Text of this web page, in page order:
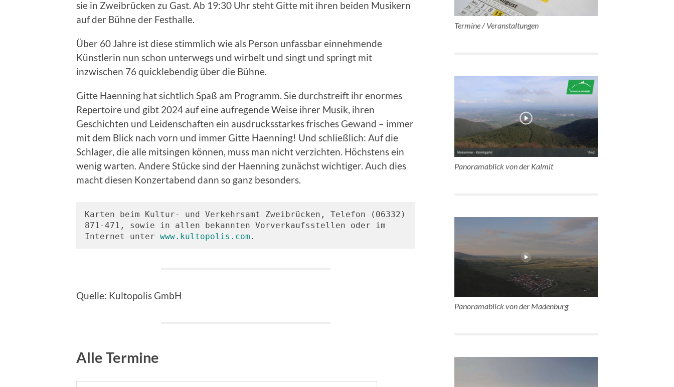
sie in Zweibrücken zu Gast. Ab 19:30 Uhr steht Gitte mit ihren beiden Musikern
auf der Bühne der Festhalle.
Über 60 Jahre ist diese stimmlich wie als Person unfassbar einnehmende
Künstlerin nun schon unterwegs und wirbelt und singt und springt mit
inzwischen 76 quicklebendig über die Bühne.
Gitte Haenning hat sichtlich Spaß am Programm. Sie durchstreift ihr enormes
Repertoire und gibt 2024 auf eine aufregende Weise ihrer Musik, ihren
Geschichten und Leidenschaften ein ausdrucksstarkes frisches Gewand – immer
mit dem Blick nach vorn und immer Gitte Haenning! Und schließlich: Auf die
Schlager, die alle mitsingen können, muss man nicht verzichten. Höchstens ein
wenig warten. Andere Stücke sind der Haenning zunächst wichtiger. Auch dies
macht diesen Konzertabend dann so ganz besonders.
Karten beim Kultur- und Verkehrsamt Zweibrücken, Telefon (06332)
871-471, sowie in allen bekannten Vorverkaufsstellen oder im
Internet unter www.kultopolis.com .
Quelle: Kultopolis GmbH
Alle Termine
Termine / Veranstaltungen
Panoramablick von der Kalmit
Panoramablick von der Madenburg